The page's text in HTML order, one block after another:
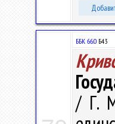
ББК 66.0 Б43
/ Г.